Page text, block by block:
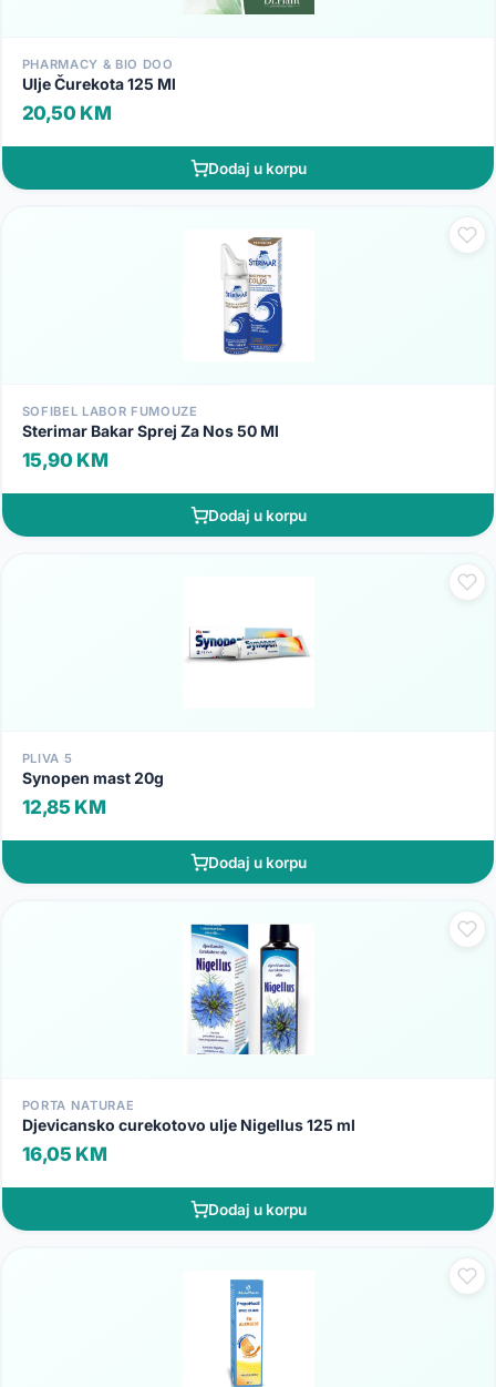
PHARMACY & BIO DOO
Ulje Čurekota 125 Ml
20,50 KM
Dodaj u korpu
SOFIBEL LABOR FUMOUZE
Sterimar Bakar Sprej Za Nos 50 Ml
15,90 KM
Dodaj u korpu
PLIVA 5
Synopen mast 20g
12,85 KM
Dodaj u korpu
PORTA NATURAE
Djevicansko curekotovo ulje Nigellus 125 ml
16,05 KM
Dodaj u korpu